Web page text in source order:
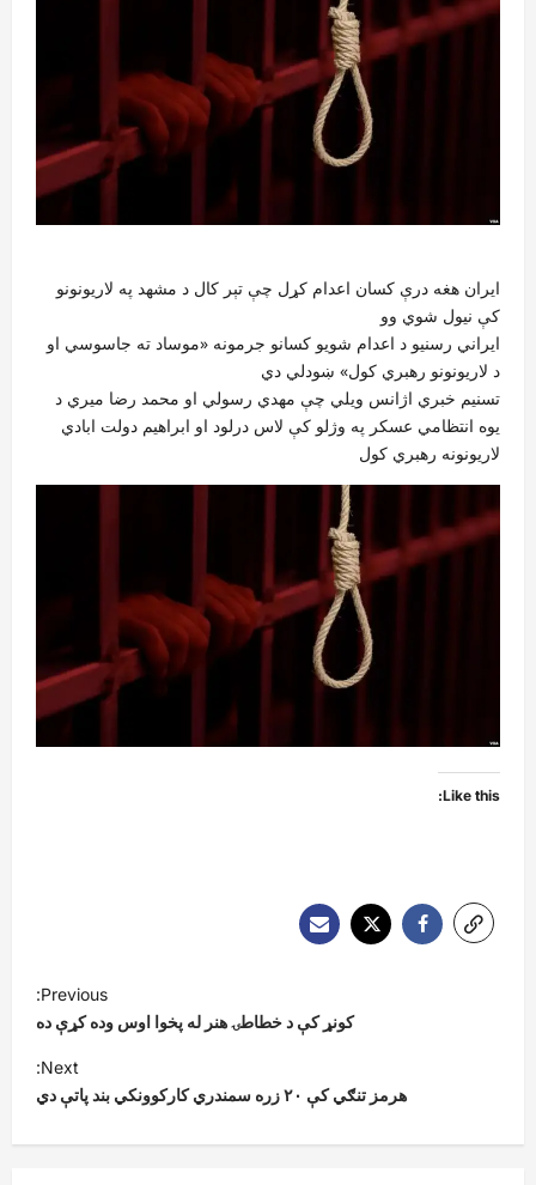
ایران هغه درې کسان اعدام کړل چې تېر کال د مشهد په لاریونونو
کې نیول شوي وو
ایراني رسنیو د اعدام شویو کسانو جرمونه «موساد ته جاسوسي او
د لاریونونو رهبري کول» ښودلي دي
تسنیم خبري اژانس ویلي چې مهدي رسولي او محمد رضا میري د
یوه انتظامي عسکر په وژلو کې لاس درلود او ابراهیم دولت ابادي
لاریونونه رهبري کول
Like this:
Previous:
کونړ کې د خطاطۍ هنر له پخوا اوس وده کړې ده
Next:
هرمز تنګي کې ۲۰ زره سمندري کارکوونکي بند پاتې دي